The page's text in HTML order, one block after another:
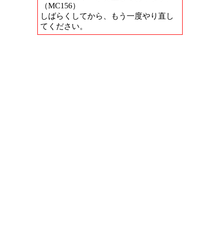
（MC156）
しばらくしてから、もう一度やり直し
てください。